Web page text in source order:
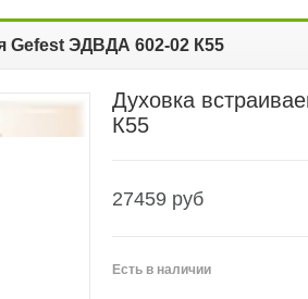
Gefest ЭДВДА 602-02 К55
Духовка
К55
27459 руб
Есть в наличии